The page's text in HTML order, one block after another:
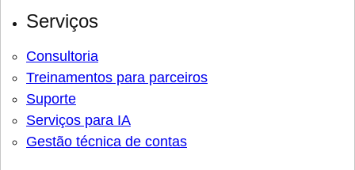
Serviços
Consultoria
Treinamentos para parceiros
Suporte
Serviços para IA
Gestão técnica de contas